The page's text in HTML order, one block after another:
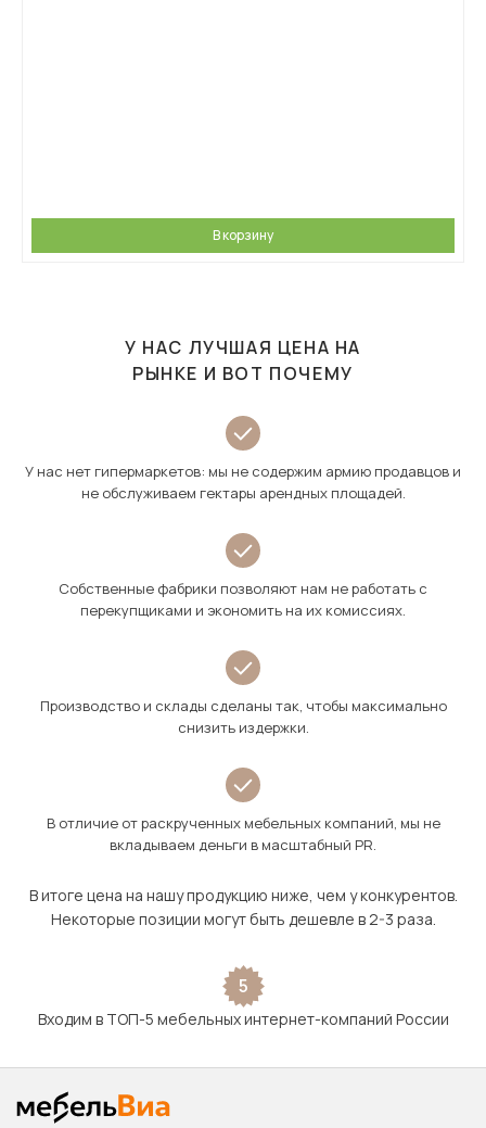
В корзину
У НАС ЛУЧШАЯ ЦЕНА НА
РЫНКЕ И ВОТ ПОЧЕМУ
У нас нет гипермаркетов: мы не содержим армию продавцов и
не обслуживаем гектары арендных площадей.
Собственные фабрики позволяют нам не работать с
перекупщиками и экономить на их комиссиях.
Производство и склады сделаны так, чтобы максимально
снизить издержки.
В отличие от раскрученных мебельных компаний, мы не
вкладываем деньги в масштабный PR.
В итоге цена на нашу продукцию ниже, чем у конкурентов.
Некоторые позиции могут быть дешевле в 2-3 раза.
5
Входим в ТОП-5 мебельных интернет-компаний России